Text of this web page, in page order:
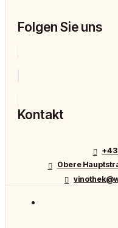
Folgen Sie uns
Kontakt
+43
Obere